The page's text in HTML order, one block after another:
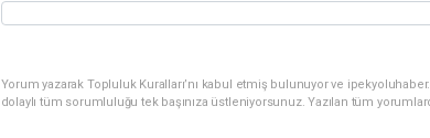
Yorum yazarak Topluluk Kuralları’nı kabul etmiş bulunuyor ve
dolaylı tüm sorumluluğu tek başınıza üstleniyorsunuz. Yazılan tüm